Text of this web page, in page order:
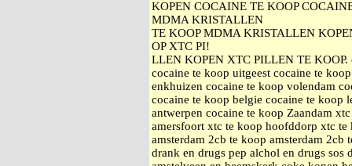
KOPEN COCAINE TE KOOP
MDMA KRISTALLEN
TE KOOP MDMA KRISTALLEN
OP XTC PI!
LLEN KOPEN XTC PILLEN TE KOOP.
cocaine te koop uitgeest cocaine te
enkhuizen cocaine te koop volendam
cocaine te koop belgie cocaine te koop
antwerpen cocaine te koop Zaandam
amersfoort xtc te koop hoofddorp xtc te
amsterdam 2cb te koop amsterdam 2cb
drank en drugs pep alchol en drugs sos